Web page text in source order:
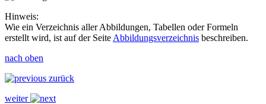
Hinweis:
Wie ein Verzeichnis aller Abbildungen, Tabellen oder Formeln
erstellt wird, ist auf der Seite Abbildungsverzeichnis beschreiben.
nach oben
zurück
weiter